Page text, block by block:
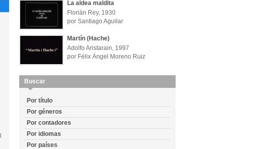
La aldea maldita
Florián Rey, 1930
por Santiago Aguilar
Martín (Hache)
Adolfo Aristarain, 1997
por Félix Ángel Moreno Ruiz
Buscar
Por título
Por géneros
Por contadores
Por idiomas
Por países